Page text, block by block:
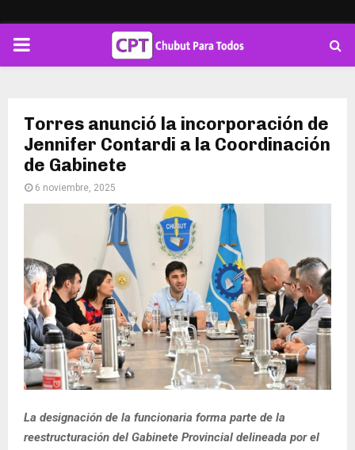
PRIMARY
Torres anunció la incorporación de
Jennifer Contardi a la Coordinación
de Gabinete
6 noviembre, 2025
La designación de la funcionaria forma parte de la
reestructuración del Gabinete Provincial delineada por el